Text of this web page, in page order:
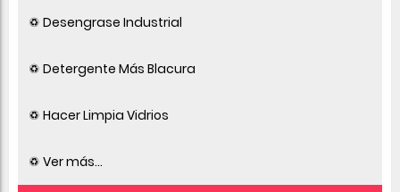
♽ Desengrase Industrial
♽ Detergente Más Blacura
♽ Hacer Limpia Vidrios
♽ Ver más...